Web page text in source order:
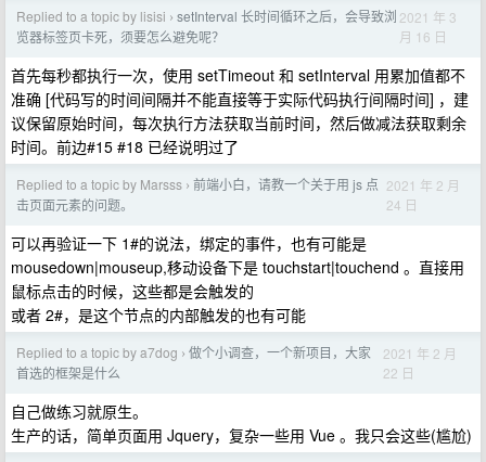
Replied to a topic by lisisi › setInterval 长时间循环之后，会导致浏
览器标签页卡死，须要怎么避免呢？
2021 年 3
月 16 日
首先每秒都执行一次，使用 setTimeout 和 setInterval 用累加值都不
准确 [代码写的时间间隔并不能直接等于实际代码执行间隔时间] ，建
议保留原始时间，每次执行方法获取当前时间，然后做减法获取剩余
时间。前边#15 #18 已经说明过了
Replied to a topic by Marsss › 前端小白，请教一个关于用 js 点
击页面元素的问题。
2021 年 2 月
24 日
可以再验证一下 1#的说法，绑定的事件，也有可能是
mousedown|mouseup,移动设备下是 touchstart|touchend 。直接用
鼠标点击的时候，这些都是会触发的
或者 2#，是这个节点的内部触发的也有可能
Replied to a topic by a7dog › 做个小调查，一个新项目，大家
首选的框架是什么
2021 年 2 月
22 日
自己做练习就原生。
生产的话，简单页面用 Jquery，复杂一些用 Vue 。我只会这些(尴尬)